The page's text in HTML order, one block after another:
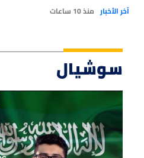
آخر الأخبار منذ 10 ساعات
سوشيال